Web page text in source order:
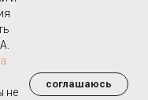
не
соглашаюсь